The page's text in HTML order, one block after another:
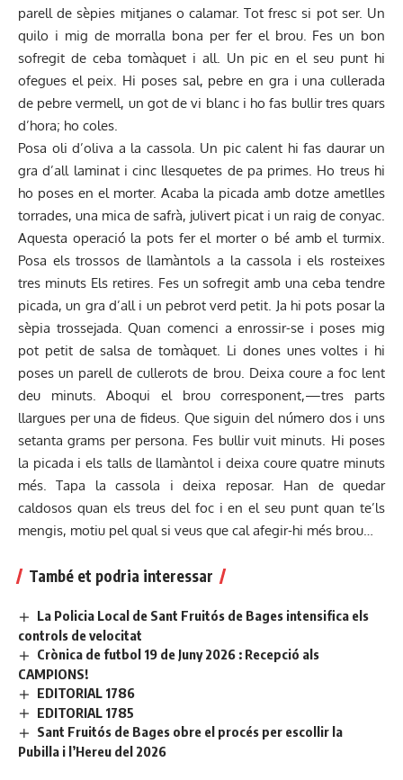
parell de sèpies mitjanes o calamar. Tot fresc si pot ser. Un
quilo i mig de morralla bona per fer el brou. Fes un bon
sofregit de ceba tomàquet i all. Un pic en el seu punt hi
ofegues el peix. Hi poses sal, pebre en gra i una cullerada
de pebre vermell, un got de vi blanc i ho fas bullir tres quars
d’hora; ho coles.
Posa oli d’oliva a la cassola. Un pic calent hi fas daurar un
gra d’all laminat i cinc llesquetes de pa primes. Ho treus hi
ho poses en el morter. Acaba la picada amb dotze ametlles
torrades, una mica de safrà, julivert picat i un raig de conyac.
Aquesta operació la pots fer el morter o bé amb el turmix.
Posa els trossos de llamàntols a la cassola i els rosteixes
tres minuts Els retires. Fes un sofregit amb una ceba tendre
picada, un gra d’all i un pebrot verd petit. Ja hi pots posar la
sèpia trossejada. Quan comenci a enrossir-se i poses mig
pot petit de salsa de tomàquet. Li dones unes voltes i hi
poses un parell de cullerots de brou. Deixa coure a foc lent
deu minuts. Aboqui el brou corresponent,—tres parts
llargues per una de fideus. Que siguin del número dos i uns
setanta grams per persona. Fes bullir vuit minuts. Hi poses
la picada i els talls de llamàntol i deixa coure quatre minuts
més. Tapa la cassola i deixa reposar. Han de quedar
caldosos quan els treus del foc i en el seu punt quan te’ls
mengis, motiu pel qual si veus que cal afegir-hi més brou…
També et podria interessar
La Policia Local de Sant Fruitós de Bages intensifica els
controls de velocitat
Crònica de futbol 19 de Juny 2026 : Recepció als
CAMPIONS!
EDITORIAL 1786
EDITORIAL 1785
Sant Fruitós de Bages obre el procés per escollir la
Pubilla i l’Hereu del 2026